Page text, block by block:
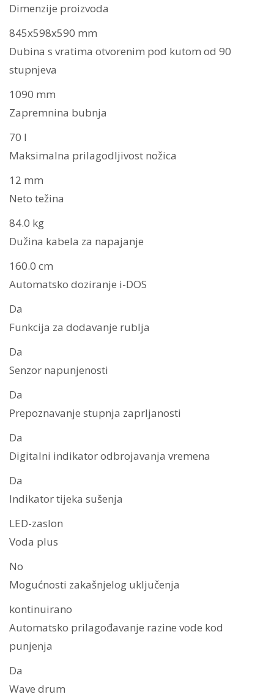
Dimenzije proizvoda
845x598x590 mm
Dubina s vratima otvorenim pod kutom od 90
stupnjeva
1090 mm
Zapremnina bubnja
70 l
Maksimalna prilagodljivost nožica
12 mm
Neto težina
84.0 kg
Dužina kabela za napajanje
160.0 cm
Automatsko doziranje i-DOS
Da
Funkcija za dodavanje rublja
Da
Senzor napunjenosti
Da
Prepoznavanje stupnja zaprljanosti
Da
Digitalni indikator odbrojavanja vremena
Da
Indikator tijeka sušenja
LED-zaslon
Voda plus
No
Mogućnosti zakašnjelog uključenja
kontinuirano
Automatsko prilagođavanje razine vode kod
punjenja
Da
Wave drum